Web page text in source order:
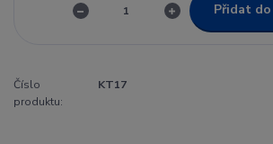
Přidat
Číslo
produktu:
KT17